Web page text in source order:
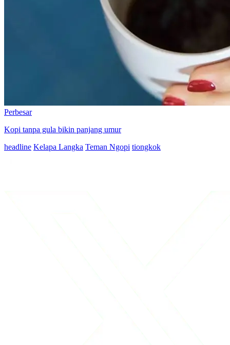
Perbesar
Kopi tanpa gula bikin panjang umur
headline Kelapa Langka Teman Ngopi tiongkok